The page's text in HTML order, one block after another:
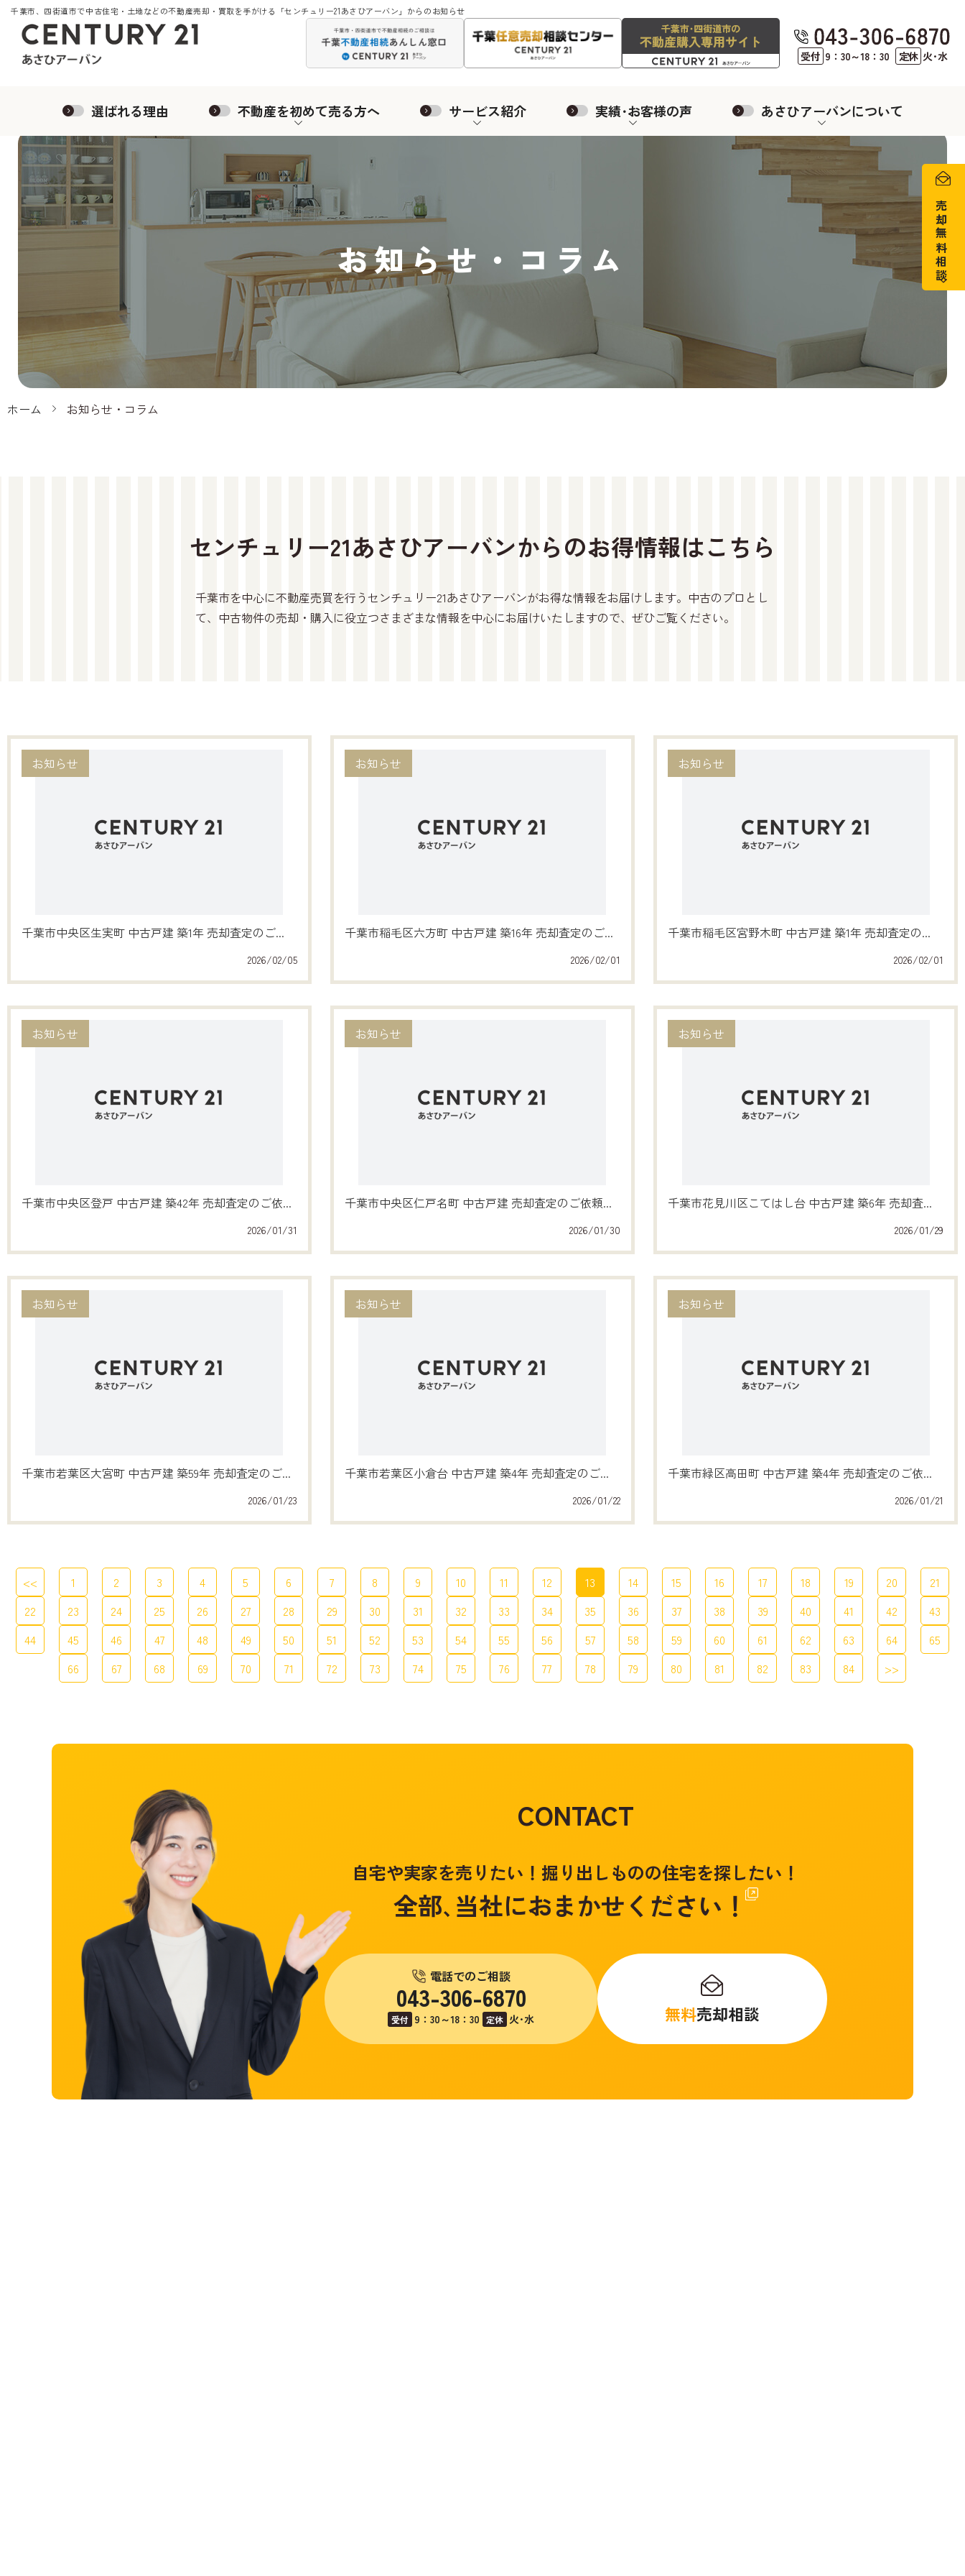
千葉市、四街道市で中古住宅・土地などの不動産売却・買取を手がける「センチュリー21あさひアーバン」からのお知らせ
受付 9：30～18：30 定休 火･水
選ばれる理由 不動産を初めて売る方へ サービス紹介 実績･お客様の声 あさひアーバンについて
売却無料相談
お知らせ・コラム
ホーム お知らせ・コラム
センチュリー21あさひアーバンからのお得情報はこちら
千葉市を中心に不動産売買を行うセンチュリー21あさひアーバンがお得な情報をお届けします。中古のプロとし
て、中古物件の売却・購入に役立つさまざまな情報を中心にお届けいたしますので、ぜひご覧ください。
お知らせ
千葉市中央区生実町 中古戸建 築1年 売却査定のご...
2026/02/05
お知らせ
千葉市稲毛区六方町 中古戸建 築16年 売却査定のご...
2026/02/01
お知らせ
千葉市稲毛区宮野木町 中古戸建 築1年 売却査定の...
2026/02/01
お知らせ
千葉市中央区登戸 中古戸建 築42年 売却査定のご依...
2026/01/31
お知らせ
千葉市中央区仁戸名町 中古戸建 売却査定のご依頼...
2026/01/30
お知らせ
千葉市花見川区こてはし台 中古戸建 築6年 売却査...
2026/01/29
お知らせ
千葉市若葉区大宮町 中古戸建 築59年 売却査定のご...
2026/01/23
お知らせ
千葉市若葉区小倉台 中古戸建 築4年 売却査定のご...
2026/01/22
お知らせ
千葉市緑区高田町 中古戸建 築4年 売却査定のご依...
2026/01/21
<< 1 2 3 4 5 6 7 8 9 10 11 12 13 14 15 16 17 18 19 20
21
22
23 24 25 26 27 28 29 30 31 32 33 34 35 36 37 38 39 40 41 42
43
44
45 46 47 48 49 50 51 52 53 54 55 56 57 58 59 60 61 62 63 64
65
66
67 68 69 70 71 72 73 74 75 76 77 78 79 80 81 82 83 84 >>
CONTACT
自宅や実家を売りたい！掘り出しものの住宅を探したい！
全部､当社におまかせください！
電話でのご相談
043-306-6870
受付 9：30～18：30 定休 火･水 無料売却相談